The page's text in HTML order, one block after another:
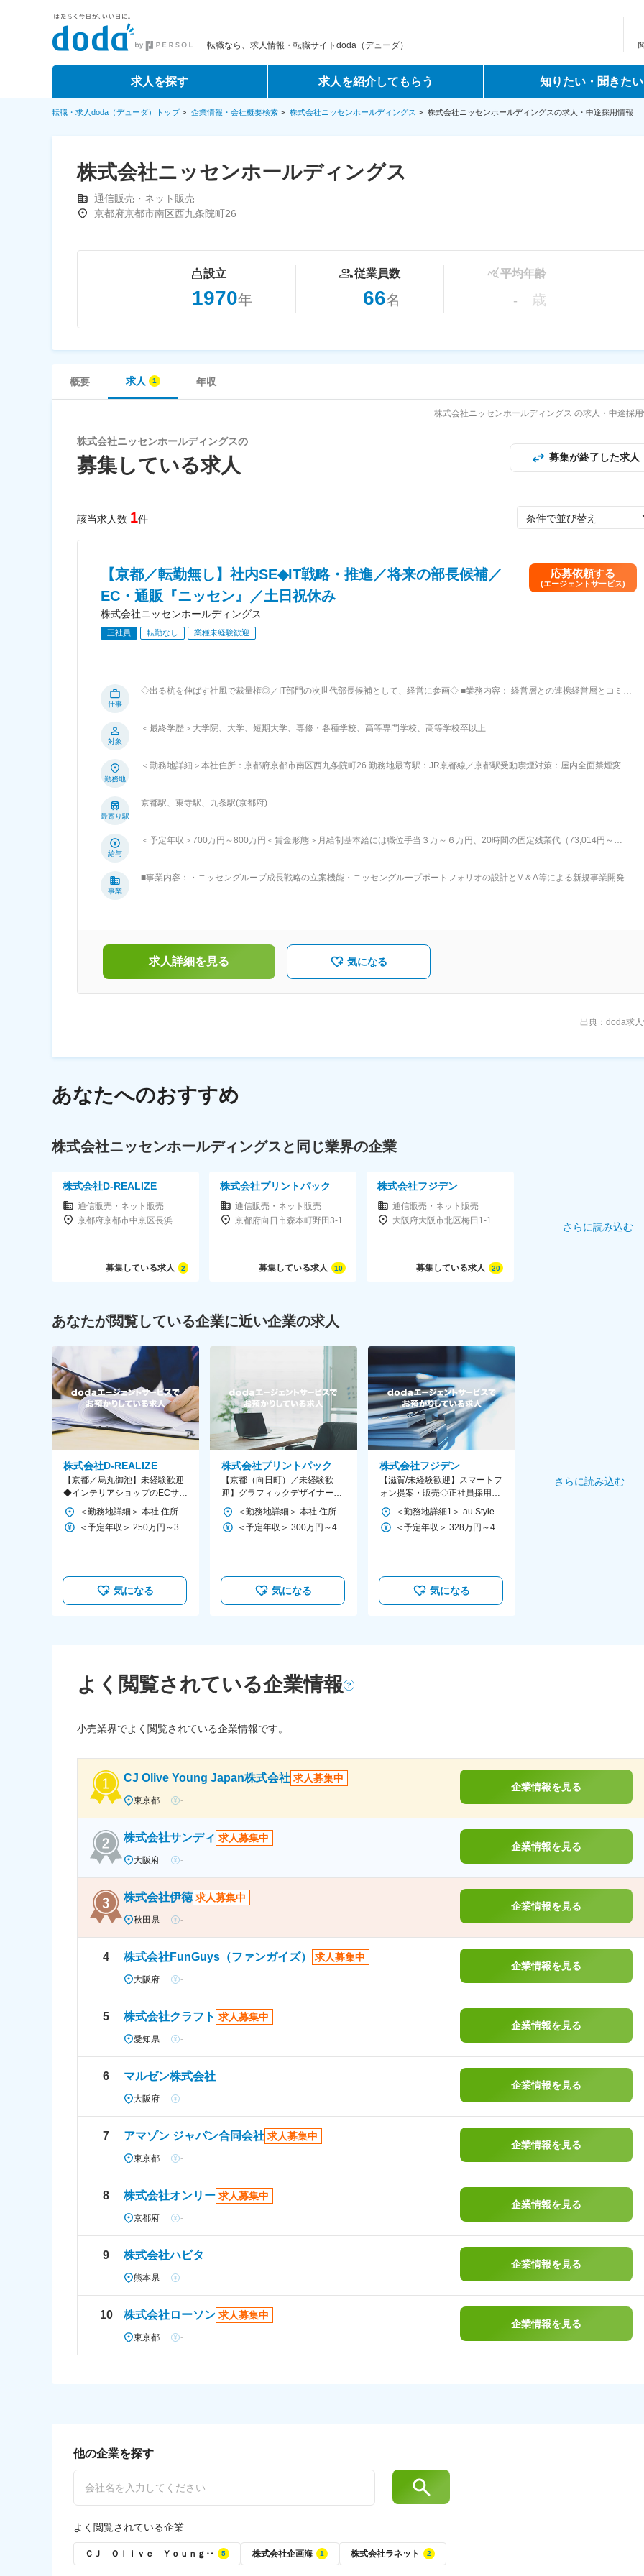
転職なら、求人情報・転職サイトdoda（デューダ）
求人を探す 求人を紹介してもらう 知りたい・聞きたい
転職・求人doda（デューダ）トップ> 企業情報・会社概要検索 > 株式会社ニッセンホールディングス > 株式会社ニッセンホールディングスの求人・中途採用情報
株式会社ニッセンホールディングス
通信販売・ネット販売
京都府京都市南区西九条院町26
設立
1970年
従業員数
66名
平均年齢
- 歳
概要 求人 年収
株式会社ニッセンホールディングス の求人・中途採
株式会社ニッセンホールディングスの
募集している求人 募集が終了した求人
該当求人数 1件 条件で並び替え
【京都／転勤無し】社内SE◆IT戦略・推進／将来の部長候補／
EC・通販『ニッセン』／土日祝休み
株式会社ニッセンホールディングス
応募依頼する
(エージェントサービス)
正社員 転勤なし 業種未経験歓迎
仕事
◇出る杭を伸ばす社風で裁量権◎／IT部門の次世代部長候補として、経営に参画◇ ■業務内容： 経営層との連携経営層とコミュニ
ジェクト進捗管理 ・社内外の調整 ・ベンダーへの要件伝達および実現に向けた調整 ・チームマネジメント（メンバーの育成・
DX推進まで、幅広いプロジェクトに参画し、リーダーシップを発揮できる環境です。 上流から下流まで一貫して関与戦略立案
社の雰囲気は、自由と裁量権のある社風です。年齢、学歴、性別は評価に全く関係なく、とにかく成果を出せば評価される企業
を行っております。グループ会社では、通信販売のノウハウを活かした他事業者様向けBtoB通販支援事業、お客様の大切な生活
ております。 常に「お客様視点」に立ち、お客様のライフステージ・ライフシーンに寄り添いながら、この市場の変化に迅速に
対応し、お客様のご期待にお応えできるよう、今後もさらに商品・サービスの向上に努めております。 変更の範囲：会社の定め
対象
＜最終学歴＞大学院、大学、短期大学、専修・各種学校、高等専門学校、高等学校卒以上
勤務地
＜勤務地詳細＞本社住所：京都府京都市南区西九条院町26 勤務地最寄駅：JR京都線／京都駅受動喫煙対策：屋内全面禁煙変更
最寄り駅
京都駅、東寺駅、九条駅(京都府)
給与
＜予定年収＞700万円～800万円＜賃金形態＞月給制基本給には職位手当３万～６万円、20時間の固定残業代（73,014円～
定手当を含めた表記です。
事業
■事業内容：・ニッセングループ成長戦略の立案機能・ニッセングループポートフォリオの設計とM＆A等による新規事業開発機
規事業を常に育成し、複数事業を営むことで経営の安定化を図る。（4）成長を支え、経営環境の急な変化に対応できる強固な
財務基盤を形成・維持する。（5）企業ガバナンスを重視、経営の透明性を確保し、また企業の社会性を意識して、全ステーク
ホルダーに対してバランスのとれたESG経営を行う。（6）上記を実行するための柔軟な純粋持株会社形式の経営体制を継続発
展させる。
求人詳細を見る 気になる
出典：doda求
あなたへのおすすめ
株式会社ニッセンホールディングスと同じ業界の企業
株式会社D-REALIZE
通信販売・ネット販売
京都府京都市中京区長浜町153おいけビル3F
募集している求人 2
株式会社プリントパック
通信販売・ネット販売
京都府向日市森本町野田3-1
募集している求人 10
株式会社フジデン
通信販売・ネット販売
大阪府大阪市北区梅田1-13-1大阪梅田ツインタワーズ・サウス19F
募集している求人 20
さらに読み込む
あなたが閲覧している企業に近い企業の求人
株式会社D-REALIZE
【京都／烏丸御池】未経験歓迎
◆インテリアショップのECサイ
ト運営／チャレンジを推奨する
社風
＜勤務地詳細＞ 本社 住所：京都府京都市中京区長浜町153 おいけビル3F 勤務地最寄駅：各線／烏丸御池駅 受動喫煙対策：敷地内喫煙可能場所あり 変更の範囲：会社の定める事業所
＜予定年収＞ 250万円～360万円 ＜賃金形態＞ 日給月給制 ＜賃金内訳＞ 月額（基本給）：188,000円/月21日間勤務想定 その他固定手当/月：1,000円～60,000円 固定残業手当/月：28,200円～35,700円（固定残業時間20時間0分/月） 超過した時間外労働の残業手当は追加支給 ＜想定月額＞ 217,200円～283,700円（一律手当を含む） ＜昇給有無＞ 有 ＜残業手当＞ 有 ＜給与補足＞ ※給与詳細は、経験や能力により応相談 ■昇給：年１回 ■賞与：年２回（賞与初年度年1回／本人・会社業績による） ※第１９期…基本給 平均3.75ヶ月分 ■固定残業時間：希望やスキルおよび配属先に応じた時間を年単位で設定 ■その他固定手当：役職手当 賃金はあくまでも目安の金額であり、選考を通じて上下する可能性があります。 月給(月額)は固定手当を含めた表記です。
気になる
株式会社プリントパック
【京都（向日町）／未経験歓
迎】グラフィックデザイナー／
転勤なし／ネット印刷業界シェ
アトップクラス
＜勤務地詳細＞ 本社 住所：京都府向日市森本町野田3-1 勤務地最寄駅：JR東海道本線／向日町駅 受動喫煙対策：屋内全面禁煙
＜予定年収＞ 300万円～450万円 ＜賃金形態＞ 月給制 ＜賃金内訳＞ 月額（基本給）：223,700円～335,000円 固定残業手当/月：56,300円～80,000円（固定残業時間35時間0分/月） 超過した時間外労働の残業手当は追加支給 ＜月給＞ 280,000円～415,000円（一律手当を含む） ＜昇給有無＞ 有 ＜残業手当＞ 有 ＜給与補足＞ ※経験・能力等を考慮の上、当社規定により決定します。 ■昇給：年1回（7月） ■賞与：年2回（8月・12月） 賃金はあくまでも目安の金額であり、選考を通じて上下する可能性があります。 月給(月額)は固定手当を含めた表記です。
気になる
株式会社フジデン
【滋賀/未経験歓迎】スマートフ
ォン提案・販売◇正社員採用／
20代活躍中◇残業少なめ・働き
方改善
＜勤務地詳細1＞ au Style 野洲 住所：滋賀県野洲市冨波乙616-1 受動喫煙対策：屋内全面禁煙 ＜勤務地詳細2＞ au Style守山 住所：滋賀県守山市播磨田町3004-2 受動喫煙対策：屋内全面禁煙 ＜勤務地詳細3＞ au Style栗東 住所：滋賀県栗東市下鈎1144-1 勤務地最寄駅：栗東駅 受動喫煙対策：敷地内全面禁煙 変更の範囲：無
＜予定年収＞ 328万円～408万円 ＜賃金形態＞ 月給制 ＜賃金内訳＞ 月額（基本給）：196,500円～244,500円 固定残業手当/月：44,500円～55,500円（固定残業時間30時間0分/月） 超過した時間外労働の残業手当は追加支給 ＜月給＞ 241,000円～300,000円（一律手当を含む） ＜昇給有無＞ 有 ＜残業手当＞ 有 ＜給与補足＞ ・賞与：年2回（6月・12月） ・昇給：年2回（4月・10月） ※賞与、昇給は実績に応じ変動 ■モデル年収： ・店長（400万～500万） ・ブロックバイザー（430～600万） ・スーパーバイザー（600～800万円） 賃金はあくまでも目安の金額であり、選考を通じて上下する可能性があります。 月給(月額)は固定手当を含めた表記です。
気になる
さらに読み込む
よく閲覧されている企業情報
小売業界でよく閲覧されている企業情報です。
CJ Olive Young Japan株式会社 求人募集中
東京都 -
企業情報を見る
株式会社サンディ 求人募集中
大阪府 -
企業情報を見る
株式会社伊徳 求人募集中
秋田県 -
企業情報を見る
4 株式会社FunGuys（ファンガイズ） 求人募集中
大阪府 -
企業情報を見る
5 株式会社クラフト 求人募集中
愛知県 -
企業情報を見る
6 マルゼン株式会社
大阪府 -
企業情報を見る
7 アマゾン ジャパン合同会社 求人募集中
東京都 -
企業情報を見る
8 株式会社オンリー 求人募集中
京都府 -
企業情報を見る
9 株式会社ハビタ
熊本県 -
企業情報を見る
10 株式会社ローソン 求人募集中
東京都 -
企業情報を見る
他の企業を探す
よく閲覧されている企業
ＣＪ Ｏｌｉｖｅ Ｙｏｕｎｇ‥ 株式会社企画海 株式会社ラネット